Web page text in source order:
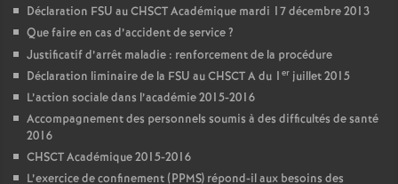
Déclaration FSU au CHSCT Académique mardi 17 décembre 2013
Que faire en cas d’accident de service?
Justificatif d’arrêt maladie : renforcement de la procédure
Déclaration liminaire de la FSU au CHSCT A du 1 er juillet 2015
L’action sociale dans l’académie 2015-2016
Accompagnement des personnels soumis à des difficultés de santé
2016
CHSCT Académique 2015-2016
L’exercice de confinement (PPMS) répond-il aux besoins des